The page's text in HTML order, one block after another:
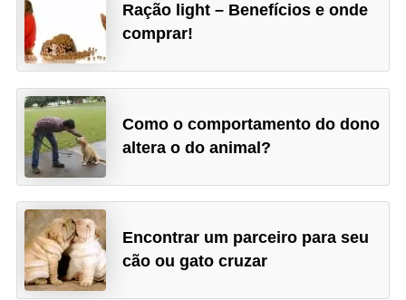
Ração light – Benefícios e onde
comprar!
Como o comportamento do dono
altera o do animal?
Encontrar um parceiro para seu
cão ou gato cruzar
r
e
a
d
o
a
r
F